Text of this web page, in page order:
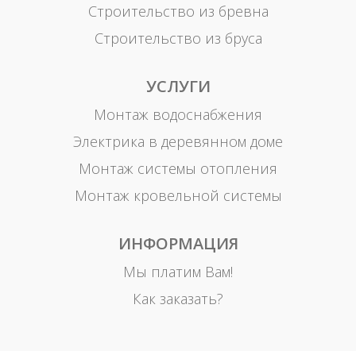
Строительство из бревна
Строительство из бруса
УСЛУГИ
Монтаж водоснабжения
Электрика в деревянном доме
Монтаж системы отопления
Монтаж кровельной системы
ИНФОРМАЦИЯ
Мы платим Вам!
Как заказать?